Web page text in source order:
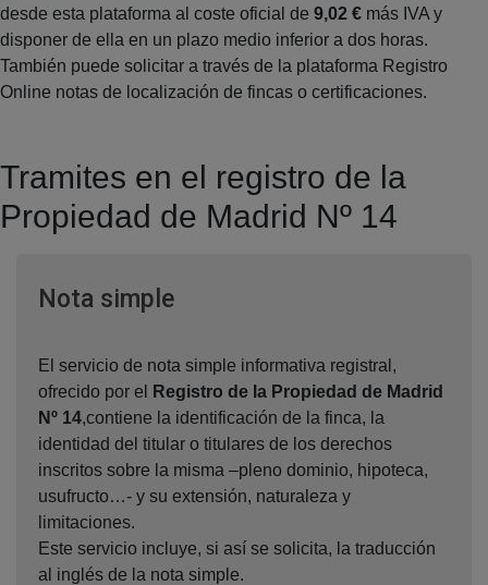
desde esta plataforma al coste oficial de 9,02 € más IVA y
disponer de ella en un plazo medio inferior a dos horas.
También puede solicitar a través de la plataforma Registro
Online notas de localización de fincas o certificaciones.
Tramites en el registro de la
Propiedad de Madrid Nº 14
Nota simpleVentana nueva
El servicio de nota simple informativa registral,
ofrecido por el
Registro de la Propiedad de Madrid
Nº 14,contiene la identificación de la finca, la
identidad del titular o titulares de los derechos
inscritos sobre la misma –pleno dominio, hipoteca,
usufructo…- y su extensión, naturaleza y
limitaciones.
Este servicio incluye, si así se solicita, la traducción
al inglés de la nota simple.